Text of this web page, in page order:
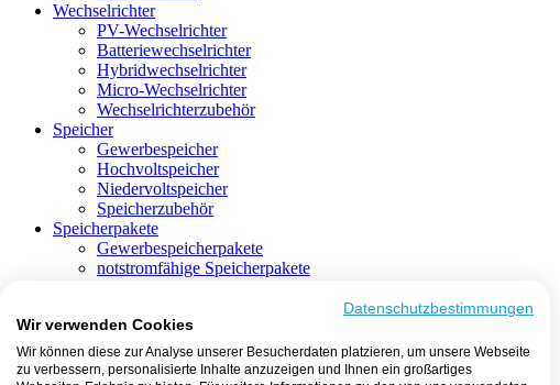
Wechselrichter
PV-Wechselrichter
Batteriewechselrichter
Hybridwechselrichter
Micro-Wechselrichter
Wechselrichterzubehör
Speicher
Gewerbespeicher
Hochvoltspeicher
Niedervoltspeicher
Speicherzubehör
Speicherpakete
Gewerbespeicherpakete
notstromfähige Speicherpakete
mit Hochvoltspeicher
HEMS-fähige Speicherpakete
mit Niedervoltspeicher
Datenschutzbestimmungen
Wir verwenden Cookies
Wir können diese zur Analyse unserer Besucherdaten platzieren, um unsere Webseite
zu verbessern, personalisierte Inhalte anzuzeigen und Ihnen ein großartiges